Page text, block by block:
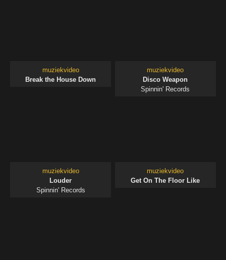
muziekvideo
Break the House Down
muziekvideo
Disco Weapon
Spinnin' Records
muziekvideo
Louder
Spinnin' Records
muziekvideo
Get On The Floor Like